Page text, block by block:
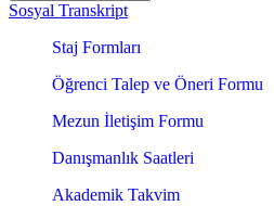
Sosyal Transkript
Staj Formları
Öğrenci Talep ve Öneri Formu
Mezun İletişim Formu
Danışmanlık Saatleri
Akademik Takvim